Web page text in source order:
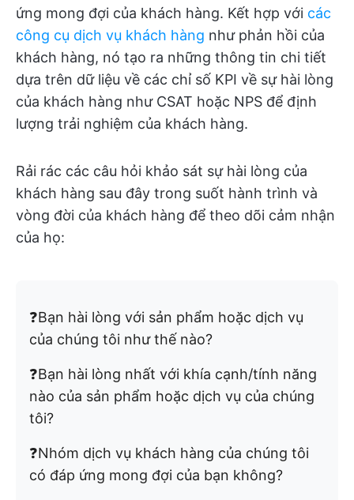
ứng mong đợi của khách hàng. Kết hợp với các
công cụ dịch vụ khách hàng như phản hồi của
khách hàng, nó tạo ra những thông tin chi tiết
dựa trên dữ liệu về các chỉ số KPI về sự hài lòng
của khách hàng như CSAT hoặc NPS để định
lượng trải nghiệm của khách hàng.
Rải rác các câu hỏi khảo sát sự hài lòng của
khách hàng sau đây trong suốt hành trình và
vòng đời của khách hàng để theo dõi cảm nhận
của họ:
❓Bạn hài lòng với sản phẩm hoặc dịch vụ
của chúng tôi như thế nào?
❓Bạn hài lòng nhất với khía cạnh/tính năng
nào của sản phẩm hoặc dịch vụ của chúng
tôi?
❓Nhóm dịch vụ khách hàng của chúng tôi
có đáp ứng mong đợi của bạn không?